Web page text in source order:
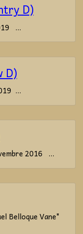
D)
...
D)
...
2016 ...
Belloque Vane"